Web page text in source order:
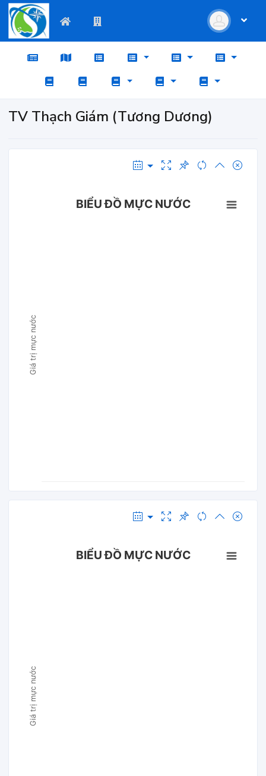
TV Thạch Giám (Tương Dương)
Giá trị mực nước
BIỂU ĐỒ MỰC NƯỚC
Giá trị mực nước
BIỂU ĐỒ MỰC NƯỚC